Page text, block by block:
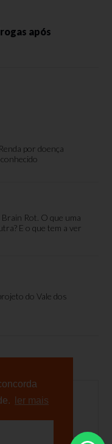
ler mais
após
por doença
Brain Rot. O que uma
E o que tem a ver
do Vale dos